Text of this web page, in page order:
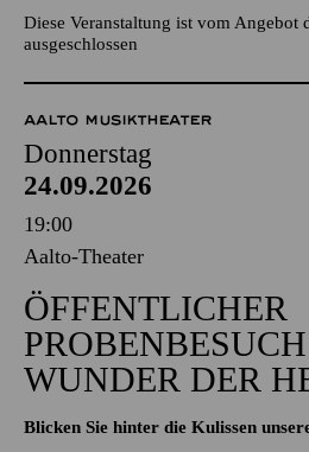
Diese Veranstaltung ist vom Angebot
ausgeschlossen
AALTO MUSIKTHEATER
Donnerstag
24.09.2026
19:00
Aalto-Theater
ÖFFENTLICHER
WUNDER DER
Blicken Sie hinter die Kulissen